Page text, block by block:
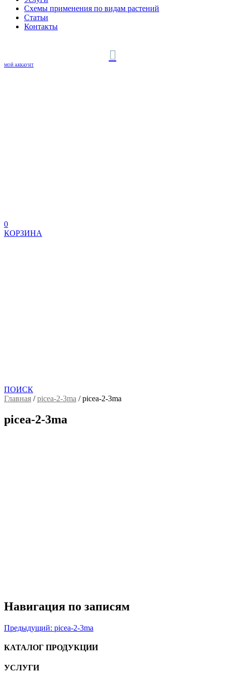
Схемы применения по видам растений
Статьи
Контакты
МОЙ АККАУНТ
0
КОРЗИНА
ПОИСК
Главная /picea-2-3ma /picea-2-3ma
picea-2-3ma
Навигация по записям
Предыдущий: picea-2-3ma
КАТАЛОГ ПРОДУКЦИИ
УСЛУГИ